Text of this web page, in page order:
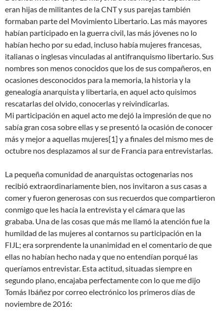
eran hijas de militantes de la CNT y sus parejas también
formaban parte del Movimiento Libertario. Las más mayores
habían participado en la guerra civil, las más jóvenes no lo
habían hecho por su edad, incluso había mujeres francesas,
italianas o inglesas vinculadas al antifranquismo libertario. Sus
nombres son menos conocidos que los de sus compañeros, en
ocasiones desconocidos para la memoria, la historia y la
genealogía anarquista y libertaria, en aquel acto quisimos
rescatarlas del olvido, conocerlas y reivindicarlas.
Mi participación en aquel acto me dejó la impresión de que no
sabía gran cosa sobre ellas y se presentó la ocasión de conocer
más y mejor a aquellas mujeres[1] y a finales del mismo mes de
octubre nos desplazamos al sur de Francia para entrevistarlas.
La pequeña comunidad de anarquistas octogenarias nos
recibió extraordinariamente bien, nos invitaron a sus casas a
comer y fueron generosas con sus recuerdos que compartieron
conmigo que les hacía la entrevista y el cámara que las
grababa. Una de las cosas que más me llamó la atención fue la
humildad de las mujeres al contarnos su participación en la
FIJL; era sorprendente la unanimidad en el comentario de que
ellas no habían hecho nada y que no entendían porqué las
queríamos entrevistar. Esta actitud, situadas siempre en
segundo plano, encajaba perfectamente con lo que me dijo
Tomás Ibáñez por correo electrónico los primeros días de
noviembre de 2016: